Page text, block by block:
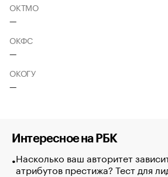
ОКТМО
—
ОКФС
—
ОКОГУ
—
Интересное на РБК
Насколько ваш авторитет
атрибутов престижа? Тест для